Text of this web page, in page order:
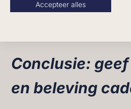
product, maar ook toegang tot
Conclusie:
en beleving
Accepteer alles